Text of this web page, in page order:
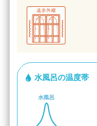
水風呂の温度帯